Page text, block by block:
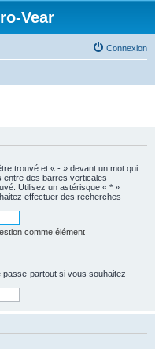
Vear
Connexion
trouvé et « - » devant un mot qui
entre des barres verticales
Utilisez un astérisque « * »
effectuer des recherches
comme élément
partout si vous souhaitez